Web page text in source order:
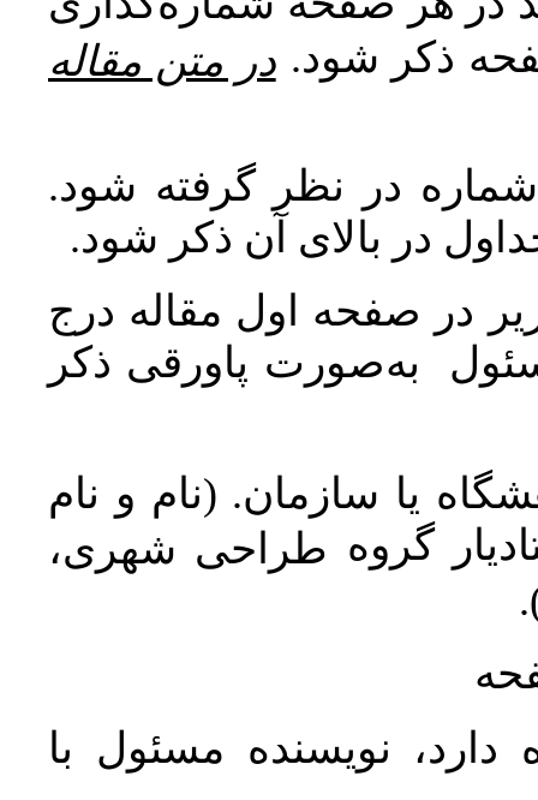
ذکر شود. در متن مقاله
در نظر گرفته شود.
در بالای آن ذکر شود.
در صفحه اول مقاله درج
به‌صورت پاورقی ذکر
یا سازمان. (نام و نام
گروه طراحی شهری،
نویسنده مسئول با